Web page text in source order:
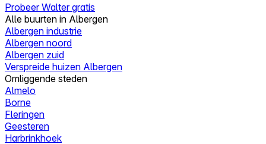
Probeer Walter gratis
Alle buurten in Albergen
Albergen industrie
Albergen noord
Albergen zuid
Verspreide huizen Albergen
Omliggende steden
Almelo
Borne
Fleringen
Geesteren
Harbrinkhoek